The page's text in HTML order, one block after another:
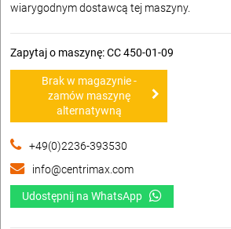
wiarygodnym dostawcą tej maszyny.
Zapytaj o maszynę: CC 450-01-09
Brak w magazynie -
zamów maszynę
alternatywną
+49(0)2236-393530
info@centrimax.com
Udostępnij na WhatsApp